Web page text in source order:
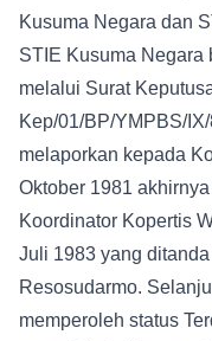
Kusuma Negara dan
STIE Kusuma Negara
melalui Surat
Kep/01/BP/YMPBS/
melaporkan kepada
Oktober 1981
Koordinator Kopertis
Juli 1983 yang
Resosudarmo.
memperoleh status